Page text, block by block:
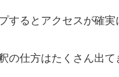
するとアクセスが確実
の仕方はたくさん出て